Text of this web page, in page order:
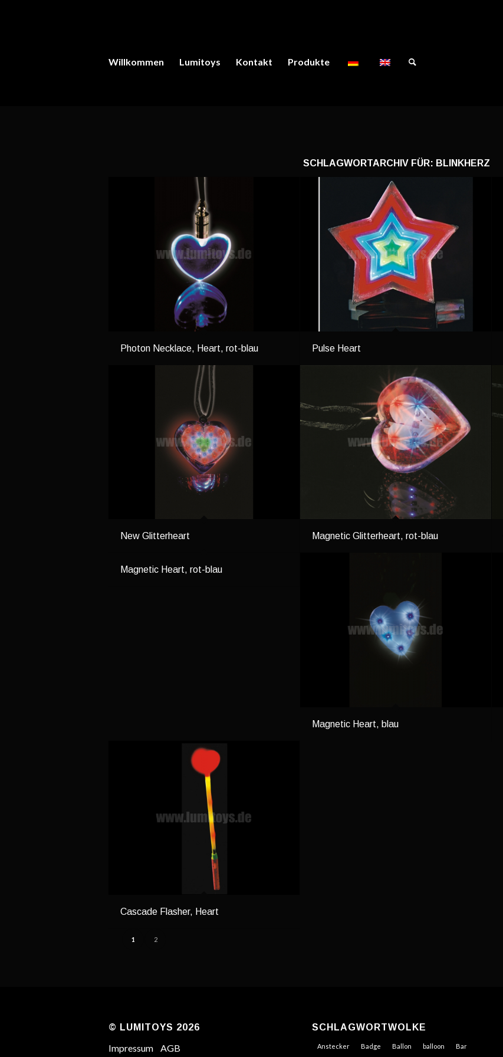
Willkommen Lumitoys Kontakt Produkte
SCHLAGWORTARCHIV FÜR: BLINKHERZ
Photon Necklace, Heart, rot-blau Pulse Heart
New Glitterheart Magnetic Glitterheart, rot-blau
Magnetic Heart, rot-blau
Magnetic Heart, blau
Cascade Flasher, Heart
1 2
© LUMITOYS 2026
Impressum AGB
SCHLAGWORTWOLKE
Anstecker Badge Ballon balloon Bar